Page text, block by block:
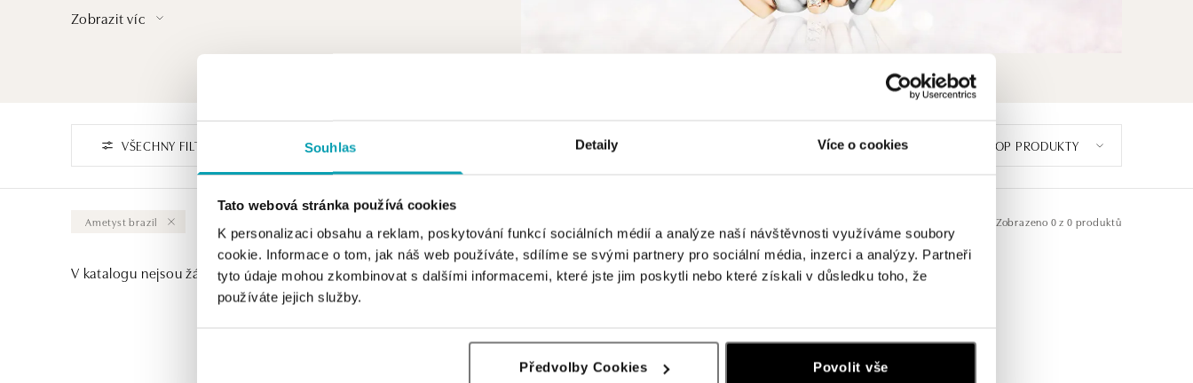
Souhlas Detaily Více o cookies
Tato webová stránka používá cookies
K personalizaci obsahu a reklam, poskytování funkcí sociálních médií a analýze naší návštěvnosti využíváme soubory
cookie. Informace o tom, jak náš web používáte, sdílíme se svými partnery pro sociální média, inzerci a analýzy. Partneři
tyto údaje mohou zkombinovat s dalšími informacemi, které jste jim poskytli nebo které získali v důsledku toho, že
používáte jejich služby.
Předvolby Cookies Povolit vše
představují ten nejkrásnější dar, který potěší vaše
Zobrazit víc
VŠECHNY FILTRY TOP PRODUKTY
Ametyst brazil Zobrazeno 0 z 0 produktů
V katalogu nejsou žádné produkty.